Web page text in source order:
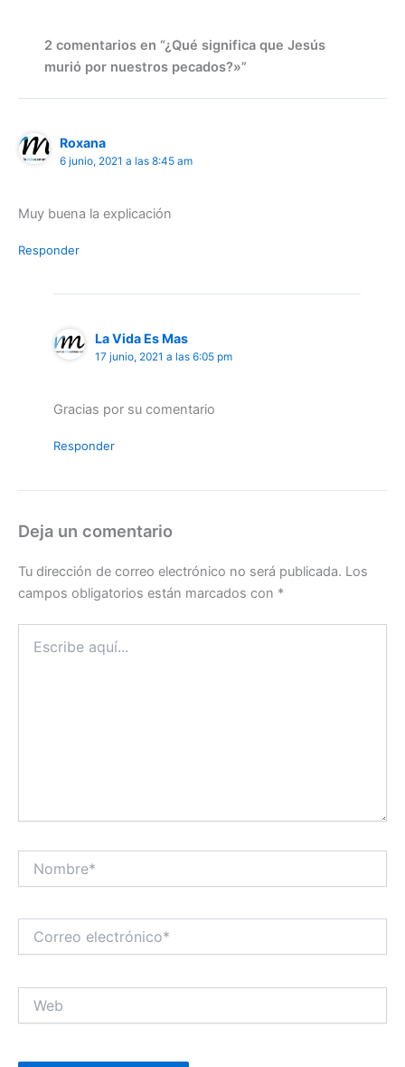
2 comentarios en “¿Qué significa que Jesús
murió por nuestros pecados?»”
Roxana
6 junio, 2021 a las 8:45 am
Muy buena la explicación
Responder
La Vida Es Mas
17 junio, 2021 a las 6:05 pm
Gracias por su comentario
Responder
Deja un comentario
Tu dirección de correo electrónico no será publicada. Los
campos obligatorios están marcados con *
aquí...
electrónico*